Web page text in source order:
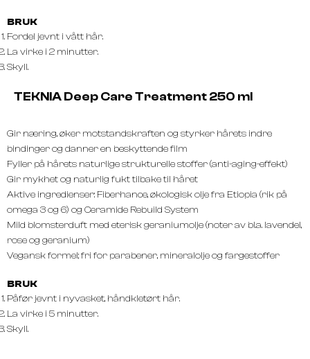
BRUK
Fordel jevnt i vått hår.
La virke i 2 minutter.
Skyll.
TEKNIA Deep Care Treatment 250 ml
Gir næring, øker motstandskraften og styrker hårets indre
bindinger og danner en beskyttende film
Fyller på hårets naturlige strukturelle stoffer (anti-aging-effekt)
Gir mykhet og naturlig fukt tilbake til håret
Aktive ingredienser: Fiberhance, økologisk olje fra Etiopia (rik på
omega 3 og 6) og Ceramide Rebuild System
Mild blomsterduft med eterisk geraniumolje (noter av bl.a. lavendel,
rose og geranium)
Vegansk formel; fri for parabener, mineralolje og fargestoffer
BRUK
Påfør jevnt i nyvasket, håndkletørt hår.
La virke i 5 minutter.
Skyll.